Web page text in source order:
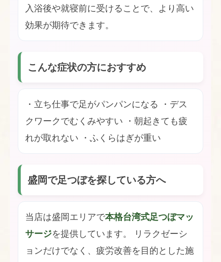
入浴後や就寝前に受けることで、より高い
効果が期待できます。
こんな症状の方におすすめ
・立ち仕事で足がパンパンになる ・デス
クワークでむくみやすい ・朝起きても疲
れが取れない ・ふくらはぎが重い
盛岡で足つぼを探している方へ
当店は盛岡エリアで本格台湾式足つぼマッ
サージを提供しています。 リラクゼーシ
ョンだけでなく、疲労改善を目的とした施